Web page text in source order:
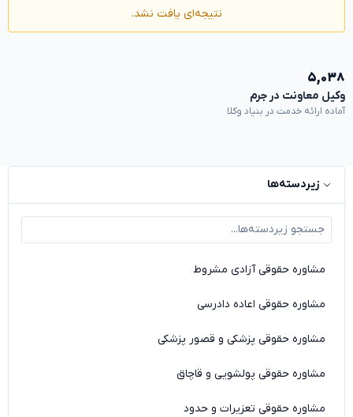
نتیجه‌ای یافت نشد.
۵,۰۳۸
وکیل معاونت در جرم
آماده ارائه خدمت در بنیاد وکلا
زیردسته‌ها
مشاوره حقوقی آزادی مشروط
مشاوره حقوقی اعاده دادرسی
مشاوره حقوقی پزشکی و قصور پزشکی
مشاوره حقوقی پولشویی و قاچاق
مشاوره حقوقی تعزیرات و حدود